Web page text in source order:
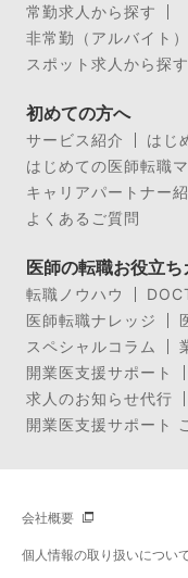
常勤求人から探す
非常勤（アルバイト
スポット求人から探す
初めての方へ
サービス紹介
はじ
はじめての医師転職
キャリアパートナー
よくあるご質問
医師の転職お役立ち
転職ノウハウ
医師転職ナレッジ
スペシャルコラム
開業医支援サポート
求人のお知らせ代行
開業医支援サポート
会社概要
個人情報の取り扱いについ